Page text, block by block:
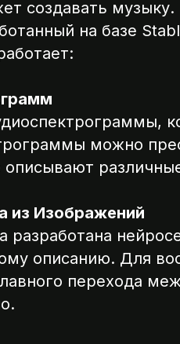
создавать музыку.
на базе
можно
из Изображений
разработана
описанию. Для
перехода